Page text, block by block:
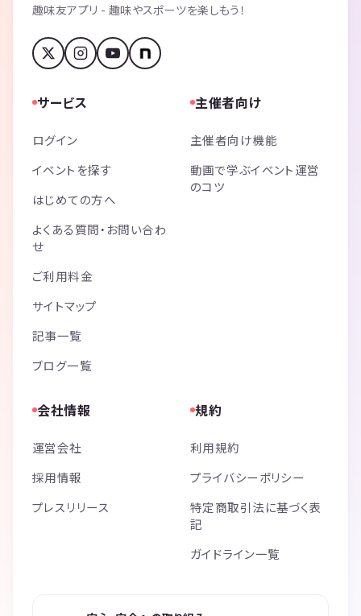
趣味友アプリ - 趣味やスポーツを楽しもう！
サービス
ログイン
イベントを探す
はじめての方へ
よくある質問・お問い合わ
せ
ご利用料金
サイトマップ
記事一覧
ブログ一覧
主催者向け
主催者向け機能
動画で学ぶイベント運営
のコツ
会社情報
運営会社
採用情報
プレスリリース
規約
利用規約
プライバシーポリシー
特定商取引法に基づく表
記
ガイドライン一覧